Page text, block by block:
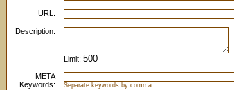
URL:
Description:
Limit:
META
Keywords:
Separate keywords by comma.